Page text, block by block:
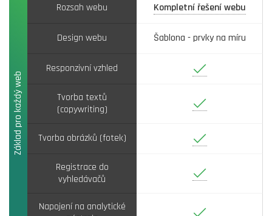
Základ pro každý web
Rozsah webu Kompletní řešení webu
Design webu Šablona - prvky na míru
Responzivní vzhled Ano
Tvorba textů
(copywriting)
Ano
Tvorba obrázků (fotek) Ano
Registrace do
vyhledávačů
Ano
Napojení na analytické
Ano